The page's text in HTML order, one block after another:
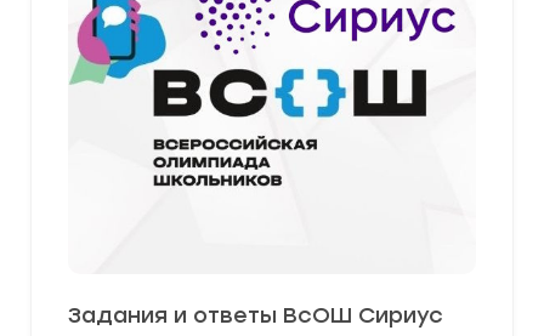
Задания и ответы ВсОШ Сириус